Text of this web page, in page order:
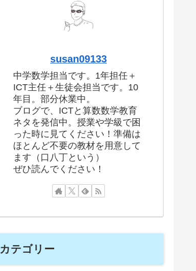
susan09133
中学数学担当です。1年担任＋
ICT主任＋生徒会担当です。10
年目。部分休業中。
ブログで、ICTと算数数学教育
ネタを発信中。授業や学級で困
った時に見てください！準備は
ほとんど不要の教材を用意して
ます（口八丁という）
ぜひ読んでください！
カテゴリー